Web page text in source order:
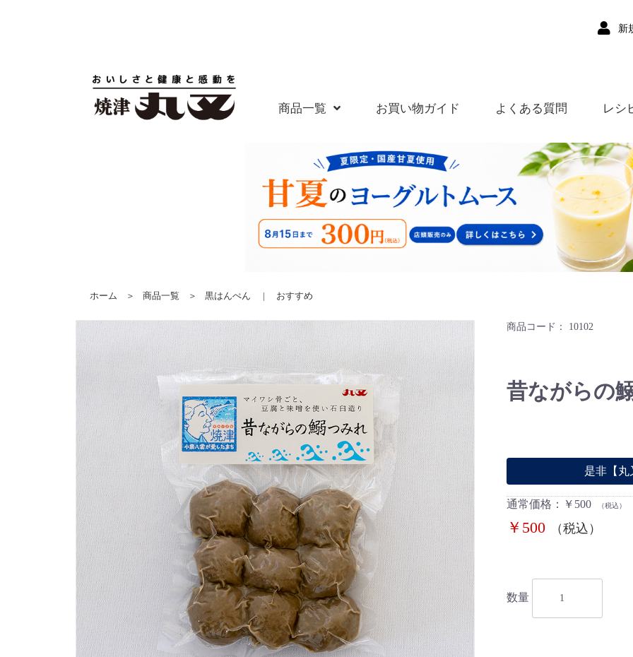
新
商品一覧 お買い物ガイド よくある質問 レシ
ホーム ＞ 商品一覧 ＞ 黒はんぺん | おすすめ
商品コード： 10102
昔ながらの
是非【
通常価格：￥500 （税込）
￥500 （税込）
数量